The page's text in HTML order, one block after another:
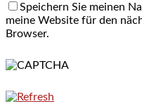
Speichern Sie meinen
meine Website für den
Browser.